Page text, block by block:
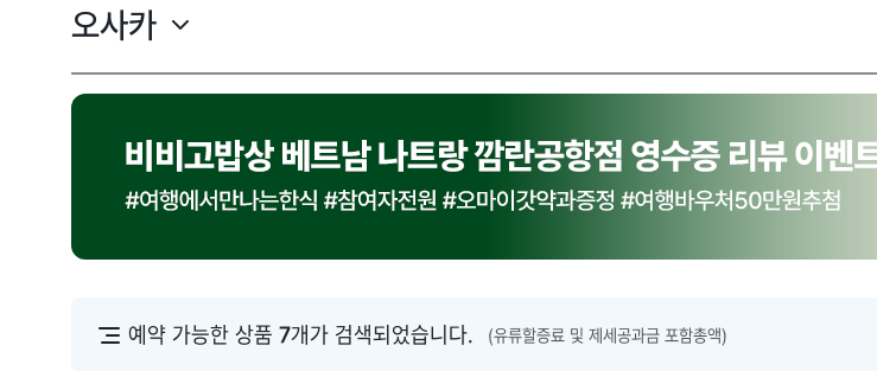
튼
오사카
예약 가능한 상품 7개가 검색되었습니다. (유류할증료 및 제세공과금 포함총액)